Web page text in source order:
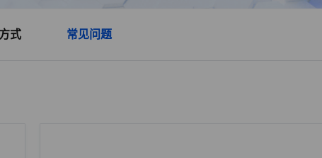
式 常见问题